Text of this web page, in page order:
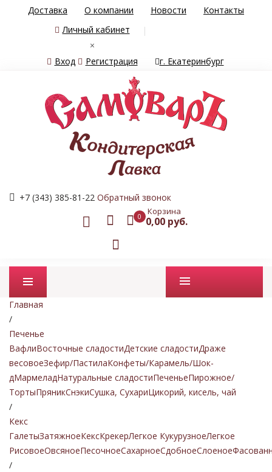
Доставка О компании Новости
Контакты
Личный кабинет
×
Вход
Регистрация г. Екатеринбург
+7 (343) 385-81-22 Обратный звонок
0 Корзина
0,00 руб.
Промо товары
Главная
/
Печенье
ВафлиВосточные сладостиДетские сладостиДраже
весовоеЗефир/ПастилаКонфеты/Карамель/Шок-
дМармеладНатуральные сладостиПеченьеПирожное/
ТортыПряникСнэкиСушка, СухариЦикорий, кисель, чай
/
Кекс
ГалетыЗатяжноеКексКрекерЛегкое КукурузноеЛегкое
РисовоеОвсяноеПесочноеСахарноеСдобноеСлоеное
/